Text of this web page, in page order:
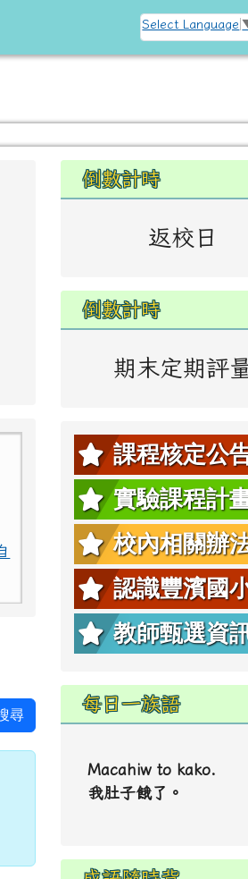
Select Language
尋
左邊區域內容
倒數計時
返校日
倒數計時
期末定期評
課程核定公
實驗課程計
校內相關辦
認識豐濱國
教師甄選資
每日一族語
Macahiw to kako.
我肚子餓了。